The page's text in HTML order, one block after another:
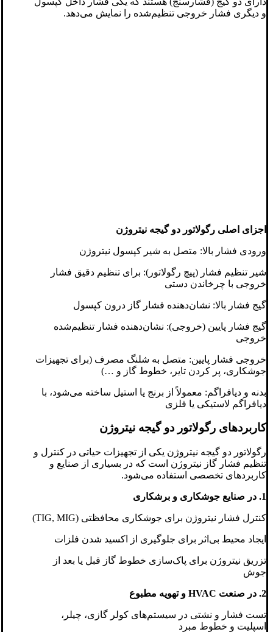
و دیگری فشار خروجی تنظیم‌شده را نمایش می‌دهد.
اجزای اصلی رگولاتور دو گیجه نیتروژن
ورودی فشار بالا: متصل به شیر کپسول نیتروژن
شیر تنظیم فشار (پیچ رگولاتور): برای تنظیم دقیق فشار
خروجی با چرخاندن دستی
گیج فشار بالا: نشان‌دهنده فشار گاز درون کپسول
گیج فشار پایین (خروجی): نشان‌دهنده فشار تنظیم‌شده
خروجی
خروجی فشار پایین: متصل به شلنگ مصرف (برای تجهیزات
جوشکاری، پر کردن تایر، خطوط گاز و …)
بدنه و دیافراگم: معمولاً از برنج یا استیل ساخته می‌شود، با
دیافراگم لاستیکی یا فلزی
کاربردهای رگولاتور دو گیجه نیتروژن
رگولاتور دو گیجه نیتروژن یکی از تجهیزات حیاتی در کنترل و
تنظیم فشار گاز نیتروژن است که در بسیاری از صنایع و
کاربردهای تخصصی استفاده می‌شود.
1. در صنایع جوشکاری و برشکاری
کنترل فشار نیتروژن برای جوشکاری محافظتی (TIG, MIG)
ایجاد محیط بی‌اثر برای جلوگیری از اکسید شدن فلزات
تزریق نیتروژن برای پاک‌سازی خطوط گاز قبل یا بعد از
جوش
2. در صنعت HVAC و تهویه مطبوع
تست فشار و نشتی در سیستم‌های کولر گازی، چیلر،
اسپلیت و خطوط مبرد